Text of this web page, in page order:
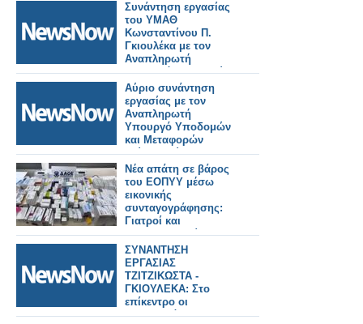
Συνάντηση εργασίας
του ΥΜΑΘ
Κωνσταντίνου Π.
Γκιουλέκα με τον
Αναπληρωτή
Υπουργό Υποδομών
και Μεταφορών
Γιώργο Κώτσηρα.
Αύριο συνάντηση
εργασίας με τον
Αναπληρωτή
Υπουργό Υποδομών
και Μεταφορών
Γιώργο Κώτσηρα θα
έχει ο Κωνσταντίνος
Γκιουλέκας.
Νέα απάτη σε βάρος
του ΕΟΠΥΥ μέσω
εικονικής
συνταγογράφησης:
Γιατροί και
φαρμακοποιοί στο
κόλπο, άνω των
400.000 ευρώ η ζημιά
ΣΥΝΑΝΤΗΣΗ
ΕΡΓΑΣΙΑΣ
ΤΖΙΤΖΙΚΩΣΤΑ -
ΓΚΙΟΥΛΕΚΑ: Στο
επίκεντρο οι
προτεραιότητες της